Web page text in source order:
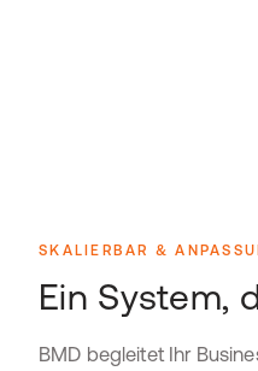
SKALIERBAR &
Ein System,
BMD begleitet Ihr